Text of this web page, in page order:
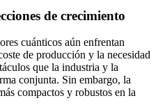
de crecimiento
cuánticos aún enfrentan
de producción y la necesidad
que la industria y la
conjunta. Sin embargo, la
compactos y robustos en la